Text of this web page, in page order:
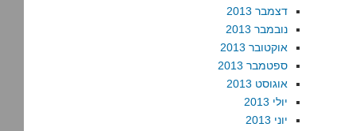
דצמבר 2013
נובמבר 2013
אוקטובר 2013
ספטמבר 2013
אוגוסט 2013
יולי 2013
יוני 2013